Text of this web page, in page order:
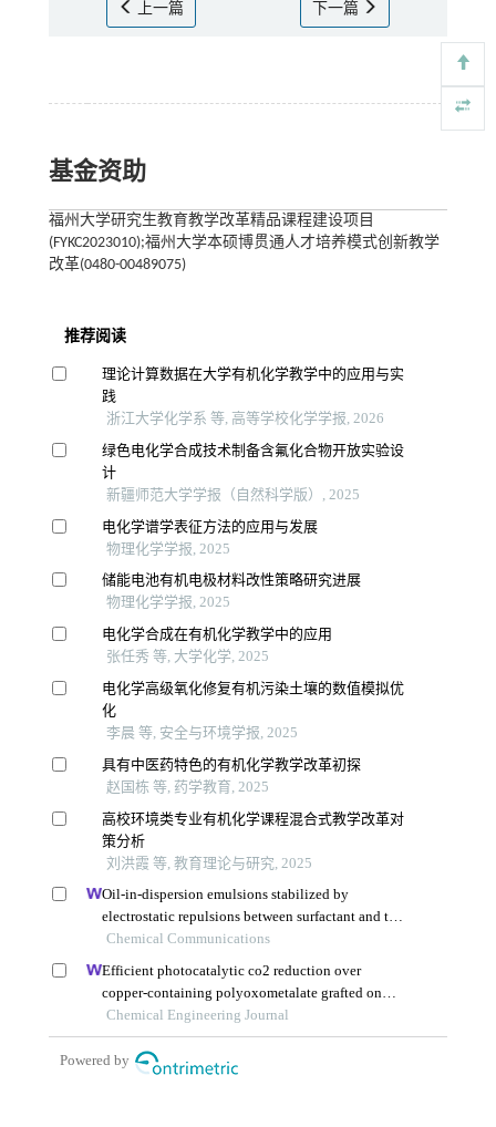
上一篇 下一篇
基金资助
福州大学研究生教育教学改革精品课程建设项目
(FYKC2023010);福州大学本硕博贯通人才培养模式创新教学
改革(0480-00489075)